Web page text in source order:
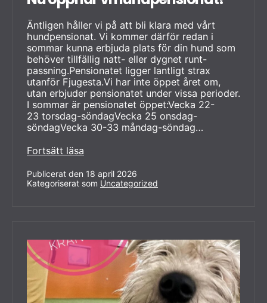
Äntligen håller vi på att bli klara med vårt
hundpensionat. Vi kommer därför redan i
sommar kunna erbjuda plats för din hund som
behöver tillfällig natt- eller dygnet runt-
passning.Pensionatet ligger lantligt strax
utanför Fjugesta.Vi har inte öppet året om,
utan erbjuder pensionatet under vissa perioder.
I sommar är pensionatet öppet:Vecka 22-
23 torsdag-söndagVecka 25 onsdag-
söndagVecka 30-33 måndag-söndag…
Fortsätt läsa
vi
hundpensionat!
Publicerat den 18 april 2026
Kategoriserat som Uncategorized